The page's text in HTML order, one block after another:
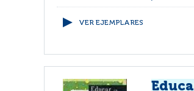
VER EJEMPLARES